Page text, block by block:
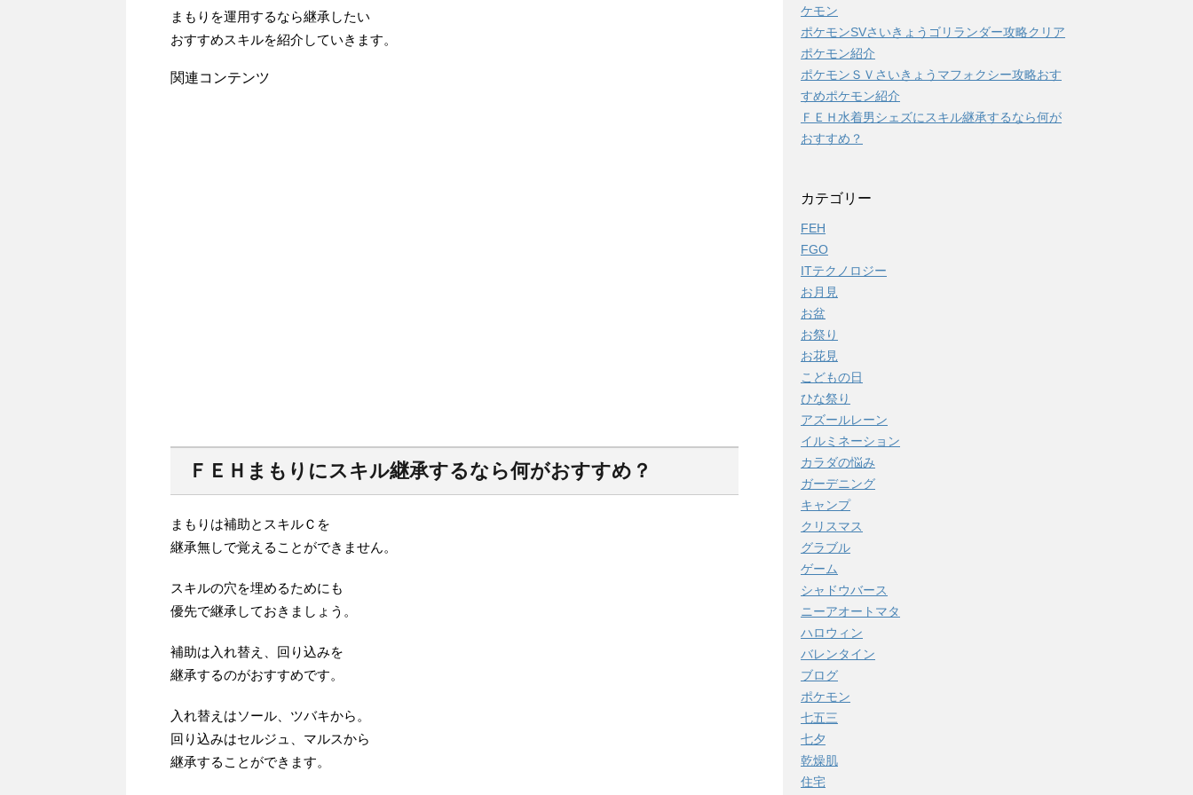
まもりを運用するなら継承したい
おすすめスキルを紹介していきます。
関連コンテンツ
ＦＥＨまもりにスキル継承するなら何がおすすめ？
まもりは補助とスキルＣを
継承無しで覚えることができません。
スキルの穴を埋めるためにも
優先で継承しておきましょう。
補助は入れ替え、回り込みを
継承するのがおすすめです。
入れ替えはソール、ツバキから。
回り込みはセルジュ、マルスから
継承することができます。
ケモン
ポケモンSVさいきょうゴリランダー攻略クリア
ポケモン紹介
ポケモンＳＶさいきょうマフォクシー攻略おす
すめポケモン紹介
ＦＥＨ水着男シェズにスキル継承するなら何が
おすすめ？
カテゴリー
FEH
FGO
ITテクノロジー
お月見
お盆
お祭り
お花見
こどもの日
ひな祭り
アズールレーン
イルミネーション
カラダの悩み
ガーデニング
キャンプ
クリスマス
グラブル
ゲーム
シャドウバース
ニーアオートマタ
ハロウィン
バレンタイン
ブログ
ポケモン
七五三
七夕
乾燥肌
住宅